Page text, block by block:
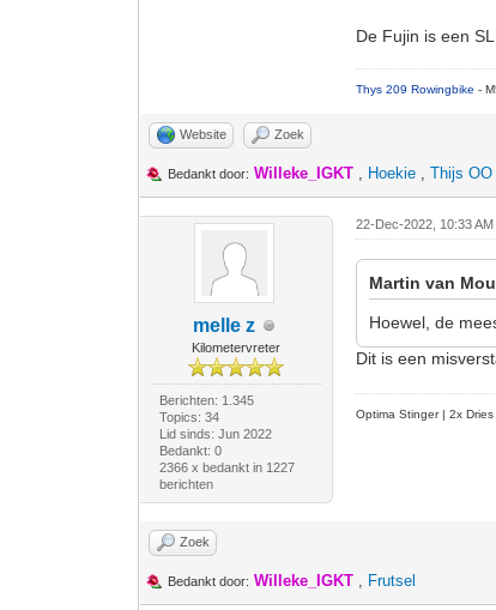
De Fujin is een
Thys 209 Rowingbike-
Website Zoek
Bedankt door: Willeke_IGKT , Hoekie ,Thijs OO
melle z
Kilometervreter
Berichten: 1.345
Topics: 34
Lid sinds: Jun 2022
Bedankt: 0
2366 x bedankt in 1227
berichten
22-Dec-2022, 10:33 AM
Martin van
Hoewel, de
Dit is een
Optima Stinger |2x
Zoek
Bedankt door: Willeke_IGKT , Frutsel